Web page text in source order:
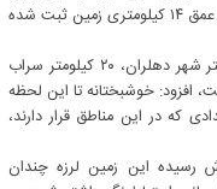
لرزه در موقعیت ۳۲:۷۷ شمالی و ۴۷:۴۳ شرقی و در عمق ۱۴ کیلومتری زمین ثبت شده
وی با اعلام این خبر که این زمین لرزه در ۱۷ کیلومتر شهر دهلران، ۲۰ کیلومتر سراب
است، افزود: خوشبختانه تا این لحظه
که در این مناطق قرار دارند،
رسیده این زمین لرزه چندان